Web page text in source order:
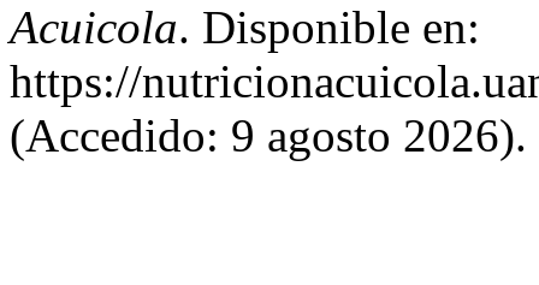
Acuicola. Disponible en:
https://
(Accedido: 9 agosto 2026).